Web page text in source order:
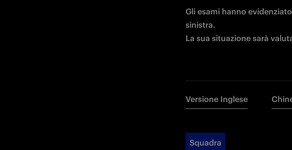
Gli esami hanno
sinistra.
La sua situazione sarà
Versione Inglese
Squadra